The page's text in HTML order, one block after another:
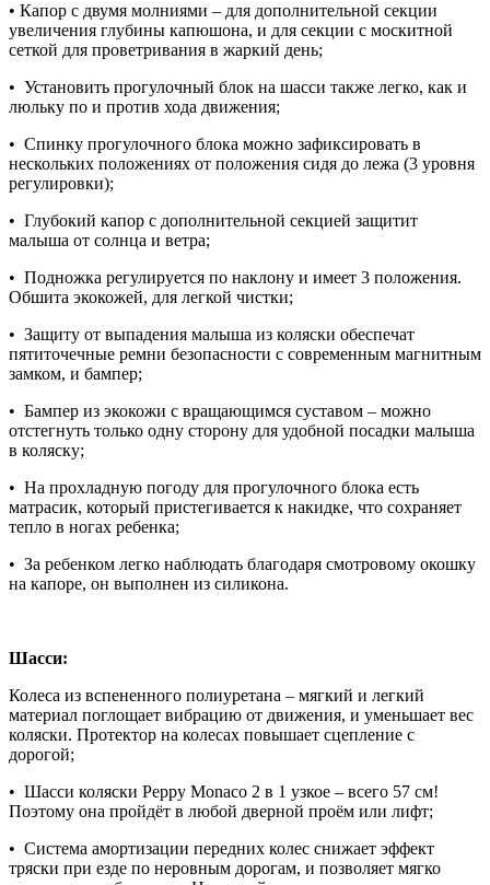
• Капор с двумя молниями – для дополнительной секции
увеличения глубины капюшона, и для секции с москитной
сеткой для проветривания в жаркий день;
• Установить прогулочный блок на шасси также легко, как и
люльку по и против хода движения;
• Спинку прогулочного блока можно зафиксировать в
нескольких положениях от положения сидя до лежа (3 уровня
регулировки);
• Глубокий капор с дополнительной секцией защитит
малыша от солнца и ветра;
• Подножка регулируется по наклону и имеет 3 положения.
Обшита экокожей, для легкой чистки;
• Защиту от выпадения малыша из коляски обеспечат
пятиточечные ремни безопасности с современным магнитным
замком, и бампер;
• Бампер из экокожи с вращающимся суставом – можно
отстегнуть только одну сторону для удобной посадки малыша
в коляску;
• На прохладную погоду для прогулочного блока есть
матрасик, который пристегивается к накидке, что сохраняет
тепло в ногах ребенка;
• За ребенком легко наблюдать благодаря смотровому окошку
на капоре, он выполнен из силикона.
Шасси:
Колеса из вспененного полиуретана – мягкий и легкий
материал поглощает вибрацию от движения, и уменьшает вес
коляски. Протектор на колесах повышает сцепление с
дорогой;
• Шасси коляски Peppy Monaco 2 в 1 узкое – всего 57 см!
Поэтому она пройдёт в любой дверной проём или лифт;
• Система амортизации передних колес снижает эффект
тряски при езде по неровным дорогам, и позволяет мягко